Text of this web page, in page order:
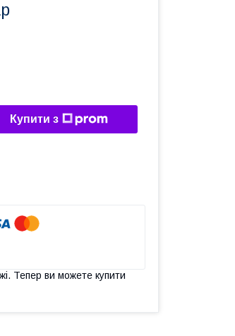
Купити з
Тепер ви можете купити